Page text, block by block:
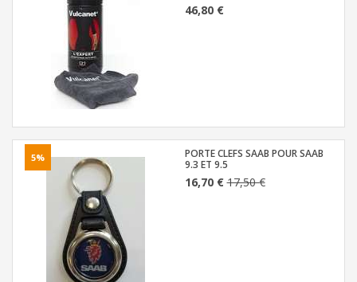
46,80 €
5%
PORTE CLEFS SAAB POUR SAAB
9.3 ET 9.5
16,70 €17,50 €